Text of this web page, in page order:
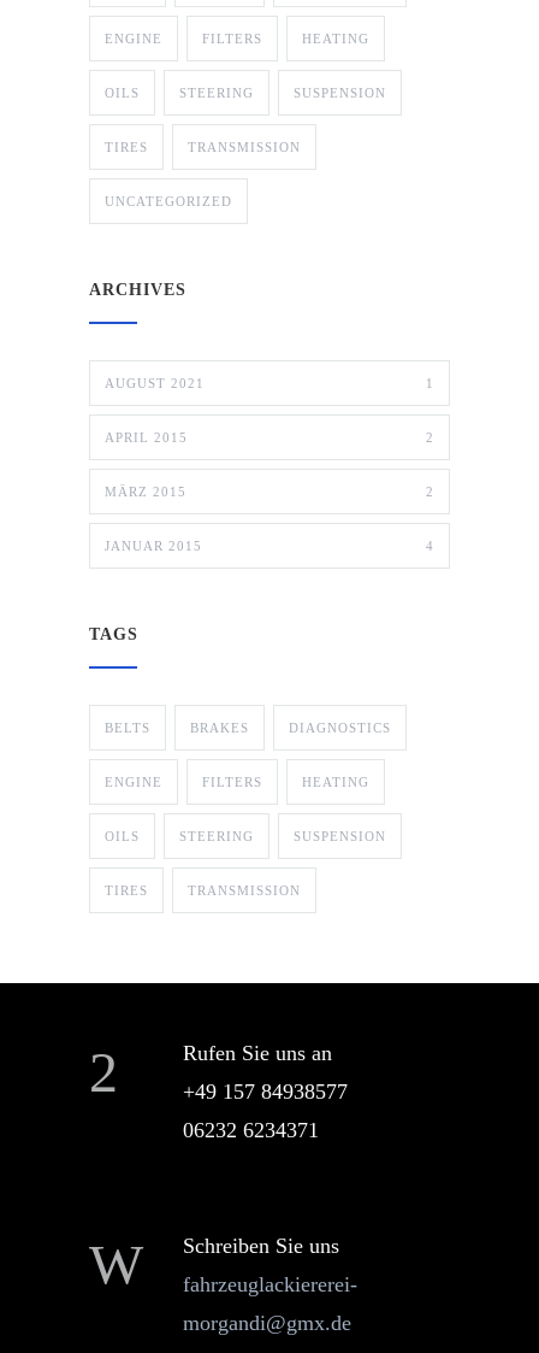
ENGINE FILTERS HEATING
OILS STEERING SUSPENSION
TIRES TRANSMISSION
UNCATEGORIZED
ARCHIVES
AUGUST 2021 1
APRIL 2015 2
MÄRZ 2015 2
JANUAR 2015 4
TAGS
BELTS BRAKES DIAGNOSTICS
ENGINE FILTERS HEATING
OILS STEERING SUSPENSION
TIRES TRANSMISSION
Rufen Sie uns an
+49 157 84938577
06232 6234371
Schreiben Sie uns
fahrzeuglackiererei-
morgandi@gmx.de